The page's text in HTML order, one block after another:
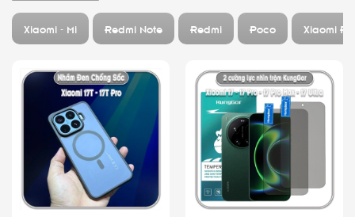
Xiaomi - Mi Redmi Note Redmi Poco Xiaomi